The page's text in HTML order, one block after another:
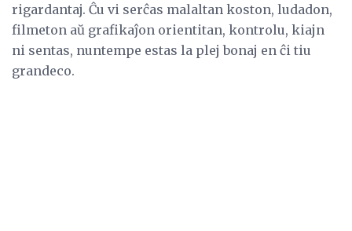
rigardantaj. Ĉu vi serĉas malaltan koston, ludadon,
filmeton aŭ grafikaĵon orientitan, kontrolu, kiajn
ni sentas, nuntempe estas la plej bonaj en ĉi tiu
grandeco.